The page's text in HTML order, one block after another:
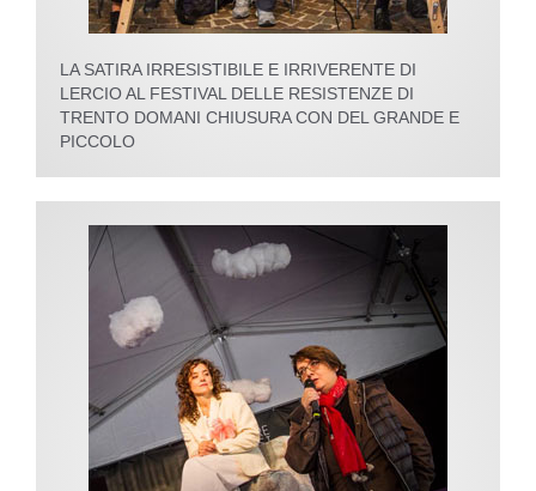
LA SATIRA IRRESISTIBILE E IRRIVERENTE DI
LERCIO AL FESTIVAL DELLE RESISTENZE DI
TRENTO DOMANI CHIUSURA CON DEL GRANDE E
PICCOLO